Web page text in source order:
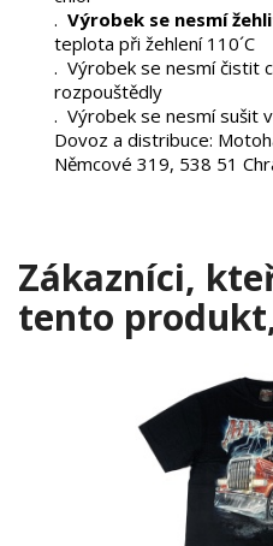
. Výrobek se nesmí
teplota při žehlení 110´C
. Výrobek se nesmí čistit
rozpouštědly
. Výrobek se nesmí sušit
Dovoz a distribuce:
Němcové 319, 538 51
Zákazníci,
tento